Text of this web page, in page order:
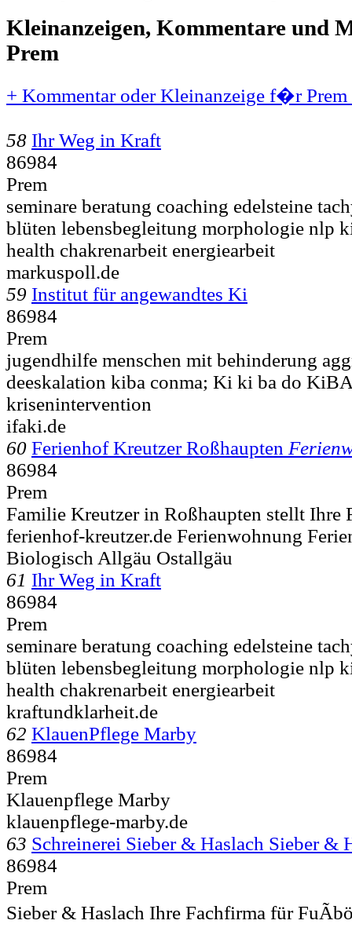
Kleinanzeigen, Kommentare und
Prem
+ Kommentar oder Kleinanzeige f�r Prem
58 Ihr Weg in Kraft
86984
Prem
seminare beratung coaching edelsteine
blüten lebensbegleitung morphologie nlp
health chakrenarbeit energiearbeit
markuspoll.de
59 Institut für angewandtes Ki
86984
Prem
jugendhilfe menschen mit behinderung
deeskalation kiba conma; Ki ki ba do
krisenintervention
ifaki.de
60 Ferienhof Kreutzer Roßhaupten
86984
Prem
Familie Kreutzer in Roßhaupten stellt Ihre
ferienhof-kreutzer.de Ferienwohnung
Biologisch Allgäu Ostallgäu
61 Ihr Weg in Kraft
86984
Prem
seminare beratung coaching edelsteine
blüten lebensbegleitung morphologie nlp
health chakrenarbeit energiearbeit
kraftundklarheit.de
62 KlauenPflege Marby
86984
Prem
Klauenpflege Marby
klauenpflege-marby.de
63 Schreinerei Sieber & Haslach Sieber &
86984
Prem
Sieber & Haslach Ihre Fachfirma für